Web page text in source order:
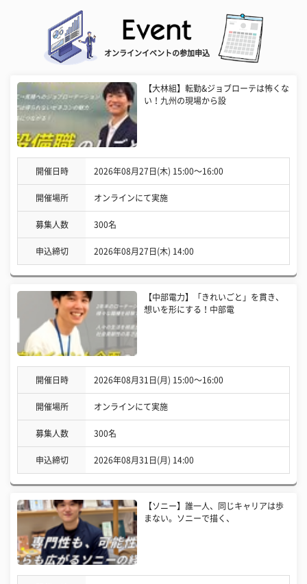
オンラインイベントの参加申込
【大林組】転勤&ジョブローテは怖くな
い！九州の現場から設
開催日時 2026年08月27日(木) 15:00〜16:00
開催場所 オンラインにて実施
募集人数 300名
申込締切 2026年08月27日(木) 14:00
【中部電力】「きれいごと」を貫き、
想いを形にする！中部電
開催日時 2026年08月31日(月) 15:00〜16:00
開催場所 オンラインにて実施
募集人数 300名
申込締切 2026年08月31日(月) 14:00
【ソニー】誰一人、同じキャリアは歩
まない。ソニーで描く、